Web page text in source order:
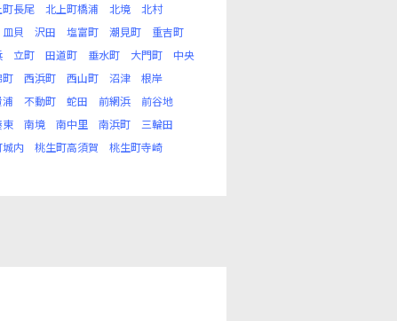
町長尾 北上町橋浦 北境
北村
皿貝 沢田 塩富町 潮見町
重吉町
立町 田道町 垂水町 大門町
中央
町 西浜町 西山町 沼津
根岸
浦 不動町 蛇田 前網浜
前谷地
東 南境 南中里 南浜町
三輪田
内 桃生町高須賀
桃生町寺崎